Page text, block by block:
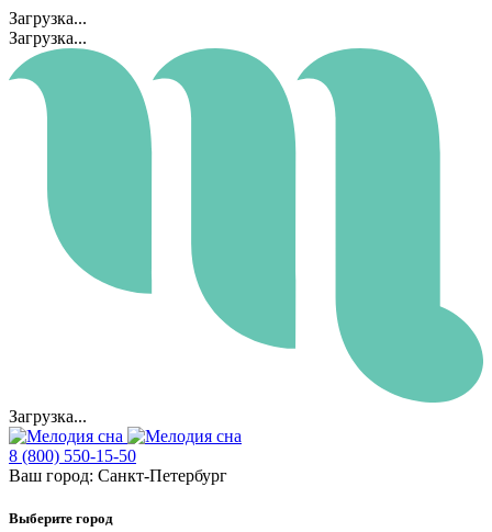
Загрузка...
Загрузка...
Загрузка...
8 (800) 550-15-50
Ваш город: Санкт-Петербург
Выберите город